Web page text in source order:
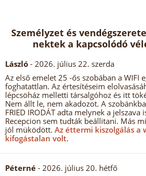
Személyzet és
nektek a kapcsolódó
László - 2026. július 22. szerda
Az első emelet 25 -ős szobában a WIFI
foghatattlan. Az értesítéseim
lépcsöház melletti társalgóhoz és itt
Nem állt le, nem akadozot. A
FRIED IRODÁT adta melynek a
Recepcion sem tudták beállitani. Más
jól müködött. Az éttermi kiszolgálás a
kifogástalan volt.
Péterné - 2026. július 20. hétfő